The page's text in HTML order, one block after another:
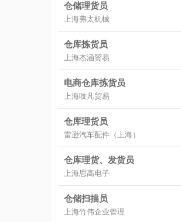
仓储理货员
上海弗太机械
仓库拣货员
上海杰涵贸易
电商仓库拣货员
上海吱凡贸易
仓库理货员
雷逊汽车配件（上海）
仓库理货、发货员
上海思高电子
仓储扫描员
上海竹伟企业管理